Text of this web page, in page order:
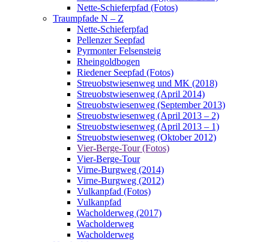
Nette-Schieferpfad (Fotos)
Traumpfade N – Z
Nette-Schieferpfad
Pellenzer Seepfad
Pyrmonter Felsensteig
Rheingoldbogen
Riedener Seepfad (Fotos)
Streuobstwiesenweg und MK (2018)
Streuobstwiesenweg (April 2014)
Streuobstwiesenweg (September 2013)
Streuobstwiesenweg (April 2013 – 2)
Streuobstwiesenweg (April 2013 – 1)
Streuobstwiesenweg (Oktober 2012)
Vier-Berge-Tour (Fotos)
Vier-Berge-Tour
Virne-Burgweg (2014)
Virne-Burgweg (2012)
Vulkanpfad (Fotos)
Vulkanpfad
Wacholderweg (2017)
Wacholderweg
Wacholderweg